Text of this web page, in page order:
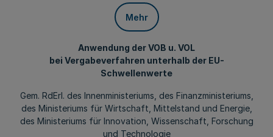
Mehr
Anwendung der VOB u. VOL
bei Vergabeverfahren unterhalb der EU-
Schwellenwerte
Gem. RdErl. des Innenministeriums, des Finanzministeriums,
des Ministeriums für Wirtschaft, Mittelstand und Energie,
des Ministeriums für Innovation, Wissenschaft, Forschung
und Technologie